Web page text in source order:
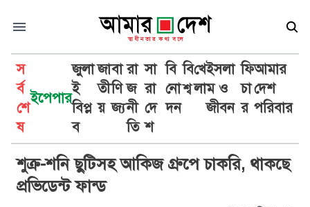
স
র্ব
শে
ষ
ইপেপার
জুলা
ই
বিপ্ল
ব
জা
তী
য়
বা
ণি
জ্য
রা
জ
নী
তি
সা
রা
দে
শ
বি
নো
দন
বি
শ্ব
খে
লা
ইসলা
ম ও
জীবন
ফি
চা
র
আমার
দেশ
পরিবার
আকিজ
শুক্র-শনি ছুটিসহ আকিজ গ্রুপে চাকরি, থাকছে
প্রভিডেন্ট ফান্ড